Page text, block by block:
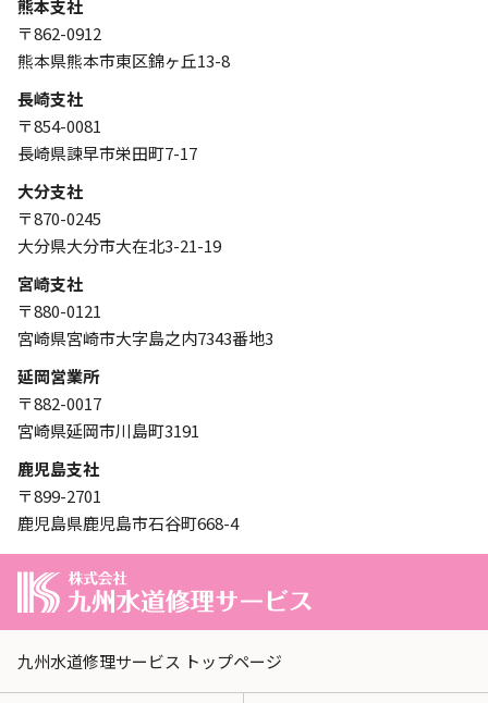
熊本支社
〒862-0912
熊本県熊本市東区錦ヶ丘13-8
長崎支社
〒854-0081
長崎県諫早市栄田町7-17
大分支社
〒870-0245
大分県大分市大在北3-21-19
宮崎支社
〒880-0121
宮崎県宮崎市大字島之内7343番地3
延岡営業所
〒882-0017
宮崎県延岡市川島町3191
鹿児島支社
〒899-2701
鹿児島県鹿児島市石谷町668-4
九州水道修理サービス トップページ